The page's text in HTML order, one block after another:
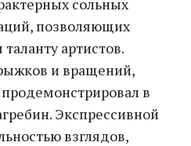
сольных
позволяющих
артистов.
и вращений,
в
Экспрессивной
взглядов,